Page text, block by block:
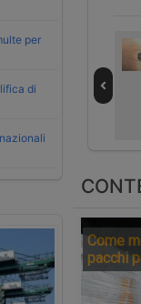
per
di
affitta
di Pavia
Come
pacchi